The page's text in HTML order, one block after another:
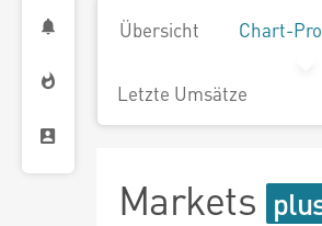
Übersicht Chart-Pro
Letzte Umsätze
Markets